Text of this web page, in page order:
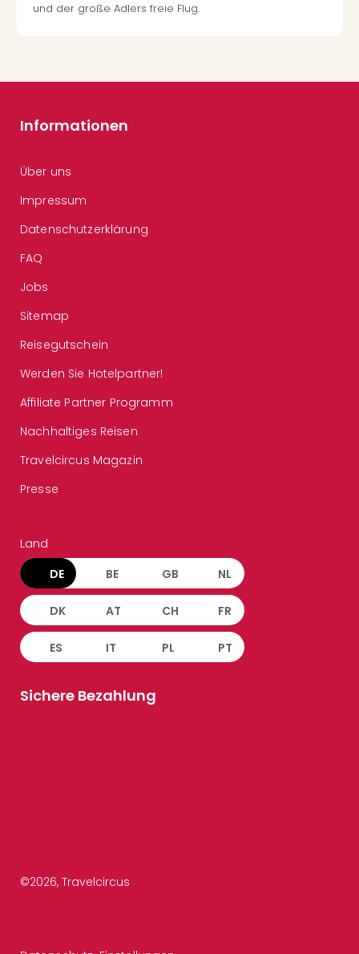
und der große Adlers freie Flug.
Informationen
Über uns
Impressum
Datenschutzerklärung
FAQ
Jobs
Sitemap
Reisegutschein
Werden Sie Hotelpartner!
Affiliate Partner Programm
Nachhaltiges Reisen
Travelcircus Magazin
Presse
Land
DE BE GB NL
DK AT CH FR
ES IT PL PT
Sichere Bezahlung
©2026, Travelcircus